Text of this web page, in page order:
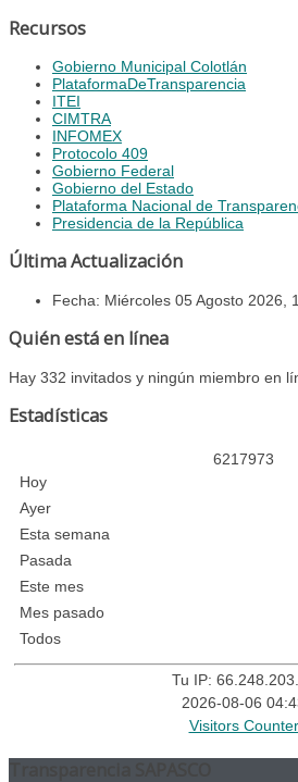
Recursos
Gobierno Municipal Colotlán
PlataformaDeTransparencia
ITEI
CIMTRA
INFOMEX
Protocolo 409
Gobierno Federal
Gobierno del Estado
Plataforma Nacional de
Presidencia de la República
Última Actualización
Fecha: Miércoles 05 Agosto 2026,
Quién está en línea
Hay 332 invitados y ningún miembro en
Estadísticas
6217973
Hoy
Ayer
Esta semana
Pasada
Este mes
Mes pasado
Todos
Tu IP:
2026-08-06
Visitors Counter